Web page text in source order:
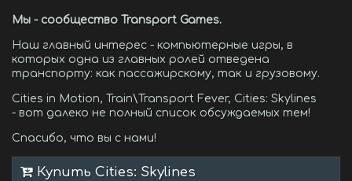
Мы - сообщество Transport Games.
Наш главный интерес - компьютерные игры, в
которых одна из главных ролей отведена
транспорту: как пассажирскому, так и грузовому.
Cities in Motion, Train\Transport Fever, Cities: Skylines
- вот далеко не полный список обсуждаемых тем!
Спасибо, что вы с нами!
Купить Cities: Skylines